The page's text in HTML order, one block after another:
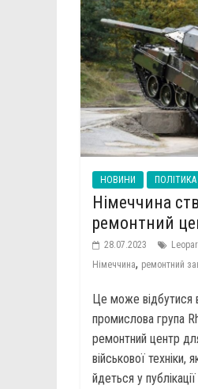
НОВИНИ ПОЛІТИКА
Німеччина
ремонтний
28.07.2023
Німеччина, ремонтний
Це може відбутися
промислова група
ремонтний центр
військової техніки,
йдеться у